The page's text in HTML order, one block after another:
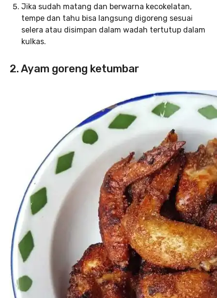
Jika sudah matang dan berwarna kecokelatan,
tempe dan tahu bisa langsung digoreng sesuai
selera atau disimpan dalam wadah tertutup dalam
kulkas.
2. Ayam goreng ketumbar